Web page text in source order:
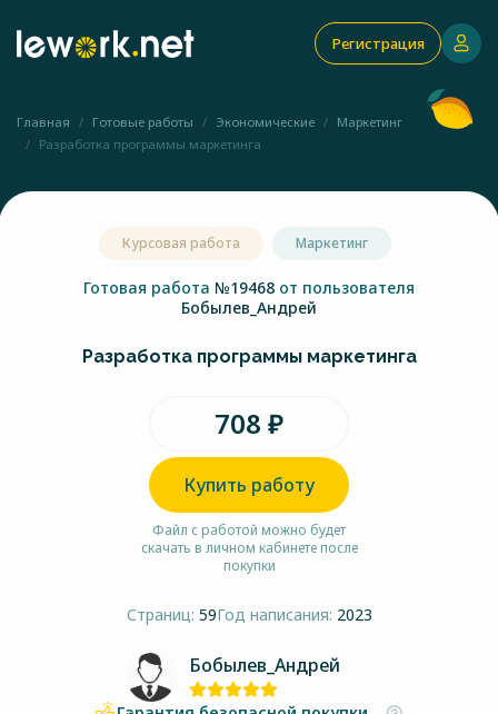
Регистрация
Главная Готовые работы Экономические
Маркетинг
Разработка программы маркетинга
Курсовая работа Маркетинг
Готовая работа №19468 от пользователя
Бобылев_Андрей
Разработка программы маркетинга
708 ₽
Купить работу
Файл с работой можно будет
скачать в личном кабинете после
покупки
Страниц: 59Год написания: 2023
Бобылев_Андрей